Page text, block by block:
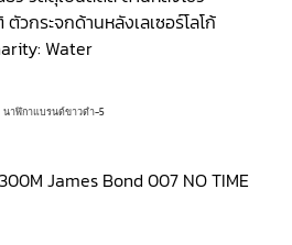
วกระจกด้านหลังเลเซอร์โลโก้
Water
James Bond 007 NO TIME